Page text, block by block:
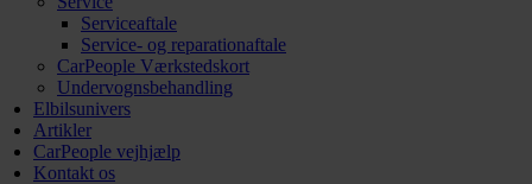
Serviceaftale
Service- og reparationaftale
CarPeople Værkstedskort
Undervognsbehandling
Elbilsunivers
Artikler
CarPeople vejhjælp
Kontakt os